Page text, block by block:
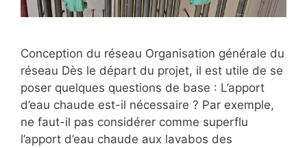
Conception du réseau Organisation générale du
réseau Dès le départ du projet, il est utile de se
poser quelques questions de base : L’apport
d’eau chaude est-il nécessaire ? Par exemple,
ne faut-il pas considérer comme superflu
l’apport d’eau chaude aux lavabos des